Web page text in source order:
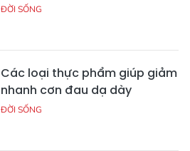
ĐỜI SỐNG
Các loại thực phẩm giúp giảm
nhanh cơn đau dạ dày
ĐỜI SỐNG